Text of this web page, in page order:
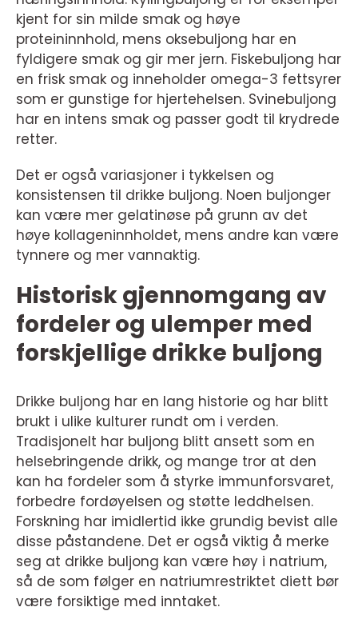
kjent for sin milde smak og høye
proteininnhold, mens oksebuljong har en
fyldigere smak og gir mer jern. Fiskebuljong har
en frisk smak og inneholder omega-3 fettsyrer
som er gunstige for hjertehelsen. Svinebuljong
har en intens smak og passer godt til krydrede
retter.
Det er også variasjoner i tykkelsen og
konsistensen til drikke buljong. Noen buljonger
kan være mer gelatinøse på grunn av det
høye kollageninnholdet, mens andre kan være
tynnere og mer vannaktig.
Historisk gjennomgang av
fordeler og ulemper med
forskjellige drikke buljong
Drikke buljong har en lang historie og har blitt
brukt i ulike kulturer rundt om i verden.
Tradisjonelt har buljong blitt ansett som en
helsebringende drikk, og mange tror at den
kan ha fordeler som å styrke immunforsvaret,
forbedre fordøyelsen og støtte leddhelsen.
Forskning har imidlertid ikke grundig bevist alle
disse påstandene. Det er også viktig å merke
seg at drikke buljong kan være høy i natrium,
så de som følger en natriumrestriktet diett bør
være forsiktige med inntaket.